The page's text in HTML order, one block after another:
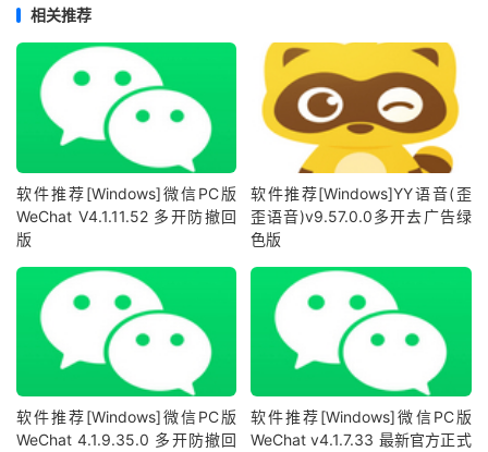
相关推荐
软件推荐[Windows]微信PC版
WeChat V4.1.11.52 多开防撤回
版
软件推荐[Windows]YY语音(歪
歪语音)v9.57.0.0多开去广告绿
色版
软件推荐[Windows]微信PC版
WeChat 4.1.9.35.0 多开防撤回
软件推荐[Windows]微信PC版
WeChat v4.1.7.33 最新官方正式